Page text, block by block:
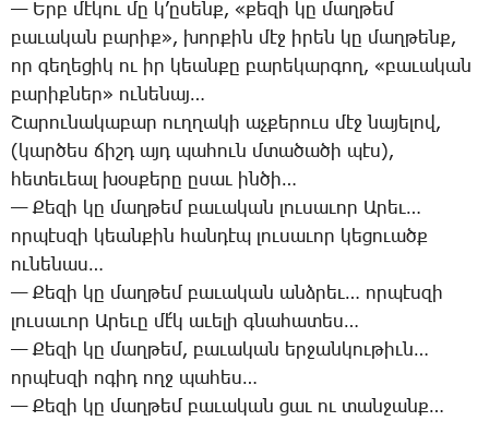
— Երբ մէ­կու մը կ’ը­սենք, «քե­զի կը մաղ­թեմ
բա­ւա­կան բա­րիք», խոր­քին մէջ ի­րեն կը մաղ­թենք,
որ գե­ղե­ցիկ ու իր կեան­քը բա­րե­կար­գող, «բա­ւա­կան
բա­րիք­ներ» ու­նե­նայ…
­­Շա­րու­նա­կա­բար ուղ­ղա­կի աչ­քե­րուս մէջ նա­յե­լով,
(կար­ծես ճիշդ այդ պա­հուն մտա­ծա­ծի պէս),
հե­տե­ւեալ խօս­քե­րը ը­սաւ ին­ծի…
— ­­Քե­զի կը մաղ­թեմ բա­ւա­կան լու­սա­ւոր Ա­րեւ…
որ­պէս­զի կեան­քին հան­դէպ լու­սա­ւոր կե­ցո­ւածք
ու­նե­նաս…
— ­­Քե­զի կը մաղ­թեմ բա­ւա­կան անձ­րեւ… որ­պէս­զի
լու­սա­ւոր Ա­րե­ւը մէ՛կ ա­ւե­լի գնա­հա­տես…
— ­­Քե­զի կը մաղ­թեմ, բա­ւա­կան եր­ջան­կու­թիւն…
որ­պէս­զի ո­գիդ ողջ պա­հես…
— ­­Քե­զի կը մաղ­թեմ բա­ւա­կան ցաւ ու տան­ջանք…